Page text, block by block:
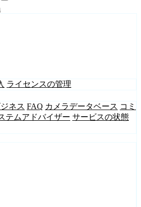
ライセンスの管理
ネス FAQ カメラデータベース コミ
テムアドバイザー サービスの状態